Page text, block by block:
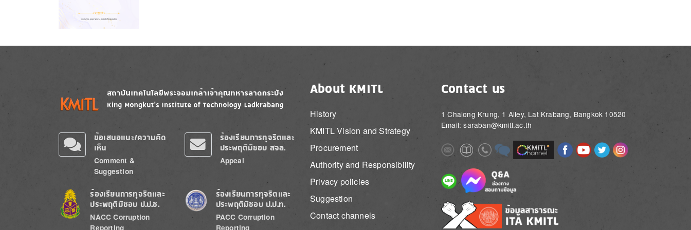
Image Image
ข้อเสนอแนะ/ความคิด
เห็น
Comment &
Suggestion
ร้องเรียนการทุจริตและ
ประพฤติมิชอบ สจล.
Appeal
Image
ร้องเรียนการทุจริตและ
ประพฤติมิชอบ ป.ป.ช.
NACC Corruption
Reporting
Image
ร้องเรียนการทุจริตและ
ประพฤติมิชอบ ป.ป.ท.
PACC Corruption
Reporting
About KMITL
History
KMITL Vision and Strategy
Procurement
Authority and Responsibility
Privacy policies
Suggestion
Contact channels
Contact us
1 Chalong Krung, 1 Alley, Lat Krabang, Bangkok 10520
Email: saraban@kmitl.ac.th
ImageImageImageImage Image ImageImageImageImage
Image Image
Image